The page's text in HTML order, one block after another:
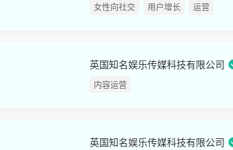
女性向社交 用户增长 运营
英国知名娱乐传媒科技有限公司
内容运营
英国知名娱乐传媒科技有限公司